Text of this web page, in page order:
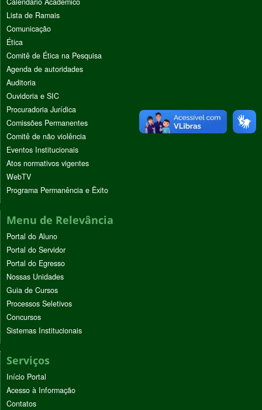
Lista de Ramais
Comunicação
Ética
Comitê de Ética na Pesquisa
Agenda de autoridades
Auditoria
Ouvidoria e SIC
Procuradoria Jurídica
Comissões Permanentes
Comitê de não violência
Eventos Institucionais
Atos normativos vigentes
WebTV
Programa Permanência e Êxito
Menu de Relevância
Portal do Aluno
Portal do Servidor
Portal do Egresso
Nossas Unidades
Guia de Cursos
Processos Seletivos
Concursos
Sistemas Institucionais
Serviços
Início Portal
Acesso à Informação
Contatos